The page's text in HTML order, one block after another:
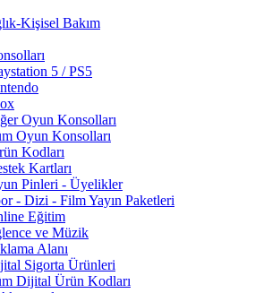
Kişisel Bakım
5 / PS5
Oyun Konsolları
Oyun Konsolları
Kodları
Kartları
Pinleri - Üyelikler
- Dizi - Film Yayın Paketleri
Eğitim
ve Müzik
Alanı
Sigorta Ürünleri
Dijital Ürün Kodları